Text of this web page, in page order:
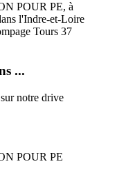
POUR PE, à
l'Indre-et-Loire
Tours 37
...
notre drive
POUR PE